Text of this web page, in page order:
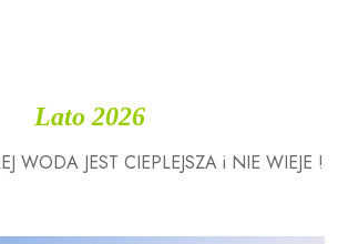
Lato 2026
WODA JEST CIEPLEJSZA i NIE WIEJE !